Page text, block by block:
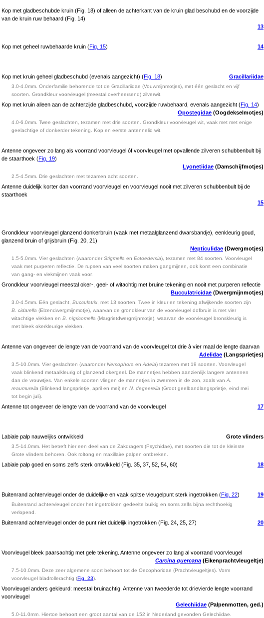
Kop met gladbeschubde kruin (Fig. 18) of alleen de achterkant van de kruin glad beschubd en de voorzijde
van de kruin ruw behaard (Fig. 14)
13
Kop met geheel ruwbehaarde kruin (Fig. 15) 14
Kop met kruin geheel gladbeschubd (evenals aangezicht) (Fig. 18) Gracillariidae
3.0-4.0mm. Onderfamilie behorende tot de Gracillariidae (Vouwmijnmotjes), met één geslacht en vijf
soorten. Grondkleur voorvleugel (meestal overheersend) zilverwit.
Kop met kruin alleen aan de achterzijde gladbeschubd, voorzijde ruwbehaard, evenals aangezicht (Fig. 14)
Opostegidae (Oogdekselmotjes)
4.0-6.0mm. Twee geslachten, tezamen met drie soorten. Grondkleur voorvleugel wit, vaak met met enige
geelachtige of donkerder tekening. Kop en eerste antennelid wit.
Antenne ongeveer zo lang als voorrand voorvleugel óf voorvleugel met opvallende zilveren schubbenbult bij
de staarthoek (Fig. 19)
Lyonetiidae (Damschijfmotjes)
2.5-4.5mm. Drie geslachten met tezamen acht soorten.
Antenne duidelijk korter dan voorrand voorvleugel en voorvleugel nooit met zilveren schubbenbult bij de
staarthoek
15
Grondkleur voorvleugel glanzend donkerbruin (vaak met metaalglanzend dwarsbandje), eenkleurig goud,
glanzend bruin of grijsbruin (Fig. 20, 21)
Nepticulidae (Dwergmotjes)
1.5-5.0mm. Vier geslachten (waaronder Stigmella en Ectoedemia), tezamen met 84 soorten. Voorvleugel
vaak met purperen reflectie. De rupsen van veel soorten maken gangmijnen, ook komt een combinatie
van gang- en vlekmijnen vaak voor.
Grondkleur voorvleugel meestal oker-, geel- of witachtig met bruine tekening en nooit met purperen reflectie
Bucculatricidae (Dwergmijnmotjes)
3.0-4.5mm. Eén geslacht, Bucculatrix , met 13 soorten. Twee in kleur en tekening afwijkende soorten zijn
B. cidarella (Elzendwergmijnmotje), waarvan de grondkleur van de voorvleugel dofbruin is met vier
witachtige vlekken en B. nigricomella (Margrietdwergmijnmotje), waarvan de voorvleugel bronskleurig is
met bleek okerkleurige vlekken.
Antenne van ongeveer de lengte van de voorrand van de voorvleugel tot drie à vier maal de lengte daarvan
Adelidae (Langsprietjes)
3.5-10.0mm. Vier geslachten (waaronder Nemophora en Adela) tezamen met 19 soorten. Voorvleugel
vaak blinkend metaalkleurig of glanzend okergeel. De mannetjes hebben aanzienlijk langere antennen
dan de vrouwtjes. Van enkele soorten vliegen de mannetjes in zwermen in de zon, zoals van A.
reaumurella (Blinkend langsprietje, april en mei) en N. degeerella (Groot geelbandlangsprietje, eind mei
tot begin juli).
Antenne tot ongeveer de lengte van de voorrand van de voorvleugel 17
Labiale palp nauwelijks ontwikkeld Grote vlinders
3.5-14.0mm. Het betreft hier een deel van de Zakdragers (Psychidae), met soorten die tot de kleinste
Grote vlinders behoren. Ook roltong en maxillaire palpen ontbreken.
Labiale palp goed en soms zelfs sterk ontwikkeld (Fig. 35, 37, 52, 54, 60) 18
Buitenrand achtervleugel onder de duidelijke en vaak spitse vleugelpunt sterk ingetrokken (Fig. 22) 19
Buitenrand achtervleugel onder het ingetrokken gedeelte buikig en soms zelfs bijna rechthoekig
verlopend.
Buitenrand achtervleugel onder de punt niet duidelijk ingetrokken (Fig. 24, 25, 27) 20
Voorvleugel bleek paarsachtig met gele tekening. Antenne ongeveer zo lang al voorrand voorvleugel
Carcina quercana (Eikenprachtvleugeltje)
7.5-10.0mm. Deze zeer algemene soort behoort tot de Oecophoridae (Prachtvleugeltjes). Vorm
voorvleugel bladrollerachtig (Fig. 23).
Voorvleugel anders gekleurd: meestal bruinachtig. Antenne van tweederde tot drievierde lengte voorrand
voorvleugel
Gelechiidae (Palpenmotten, ged.)
5.0-11.0mm. Hiertoe behoort een groot aantal van de 152 in Nederland gevonden Gelechiidae.